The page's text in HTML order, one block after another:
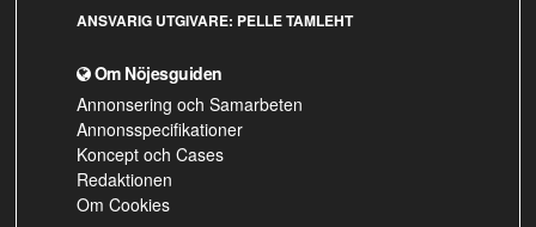
ANSVARIG UTGIVARE: PELLE TAMLEHT
Om Nöjesguiden
Annonsering och Samarbeten
Annonsspecifikationer
Koncept och Cases
Redaktionen
Om Cookies